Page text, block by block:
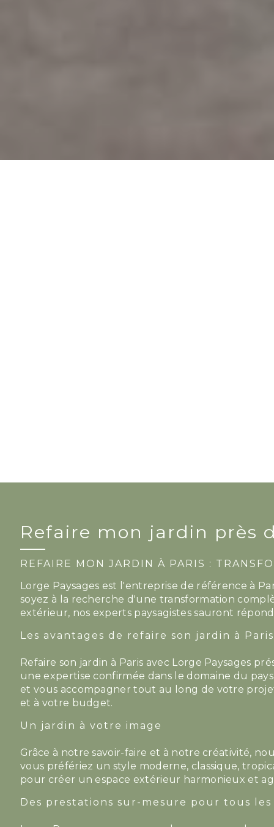
Refaire mon jardin près
REFAIRE MON JARDIN À PARIS :
Lorge Paysages est l'entreprise de référence à
soyez à la recherche d'une transformation
extérieur, nos experts paysagistes sauront
Les avantages de refaire son jardin à
Refaire son jardin à Paris avec Lorge Paysages
une expertise confirmée dans le domaine du
et vous accompagner tout au long de votre
et à votre budget.
Un jardin à votre image
Grâce à notre savoir-faire et à notre créativité,
vous préfériez un style moderne, classique,
pour créer un espace extérieur harmonieux et
Des prestations sur-mesure pour tous les